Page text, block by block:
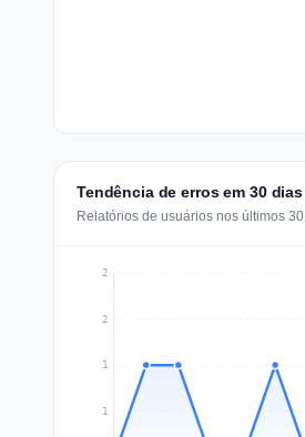
Tendência de erros em 30
Relatórios de usuários nos últimos
1
1
2
2